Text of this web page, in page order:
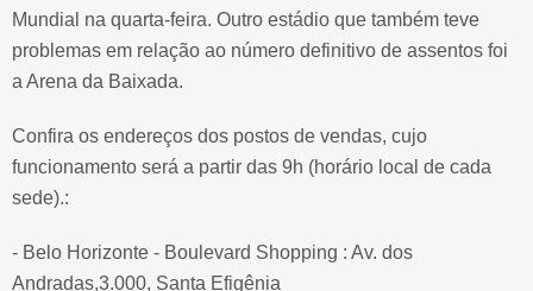
Mundial na quarta-feira. Outro estádio que também teve
problemas em relação ao número definitivo de assentos foi
a Arena da Baixada.
Confira os endereços dos postos de vendas, cujo
funcionamento será a partir das 9h (horário local de cada
sede).:
- Belo Horizonte - Boulevard Shopping : Av. dos
Andradas,3.000, Santa Efigênia